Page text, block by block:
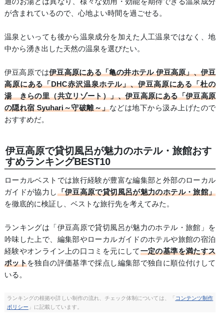
が含まれているので、心地よい時間を過ごせる。
温泉といっても後から温泉成分を加えた人工温泉ではなく、地
中から湧き出した天然の温泉を選びたい。
伊豆高原では伊豆高原にある「亀の井ホテル 伊豆高原」、伊豆
高原にある「DHC赤沢温泉ホテル」、伊豆高原にある「杜の
湯 きらの里（共立リゾート）」、伊豆高原にある「伊豆高原
の隠れ宿 Syuhari～守破離～」などは地下から汲み上げたので
おすすめだ。
伊豆高原で貸切風呂が魅力のホテル・旅館おす
すめランキングBEST10
ローカルベストでは旅行経験が豊富な編集部と外部のローカル
ガイドが協力し「伊豆高原で貸切風呂が魅力のホテル・旅館」
を徹底的に検証し、ベストな旅行先を考えてみた。
ランキングは「伊豆高原で貸切風呂が魅力のホテル・旅館」を
吟味した上で、編集部やローカルガイドのホテルや旅館の宿泊
経験やオンライン上の口コミを元にして一定の基準を満たすス
ポットを独自の評価基準で採点し編集部で独自に順位付けして
いる。
ランキングの根拠や詳しい制作の流れ、チェック体制については、「 コンテンツ制作
ポリシー 」に記載しています。